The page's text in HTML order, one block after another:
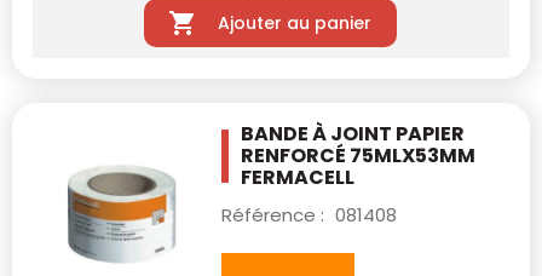
Ajouter au panier
BANDE À JOINT PAPIER
RENFORCÉ 75MLX53MM
FERMACELL
Référence : 081408